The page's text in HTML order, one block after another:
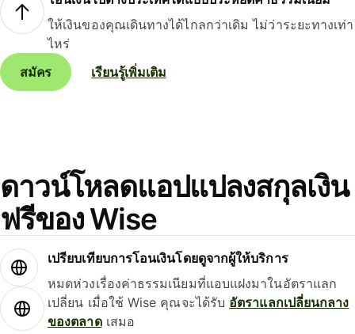
ให้เงินของคุณเดินทางได้ไกลกว่าเดิม ไม่ว่าระยะทางเท่า
ไหร่
สมัคร
เรียนรู้เพิ่มเติม
ดาวน์โหลดแอปแปลงสกุลเงิน
ฟรีของ Wise
เปรียบเทียบการโอนเงินโดยดูจากผู้ให้บริการ
หมดห่วงเรื่องค่าธรรมเนียมที่แอบแฝงมาในอัตราแลก
เปลี่ยน เมื่อใช้ Wise คุณจะได้รับ อัตราแลกเปลี่ยนกลาง
ของตลาดเสมอ